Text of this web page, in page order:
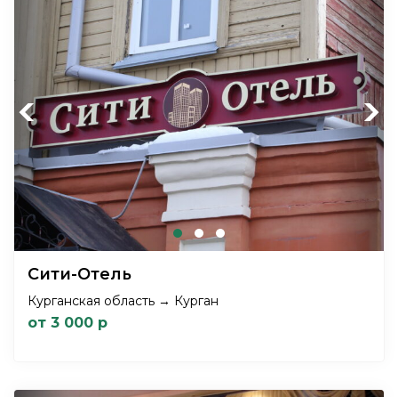
Previous Next
Сити-Отель
Курганская область → Курган
от 3 000 р